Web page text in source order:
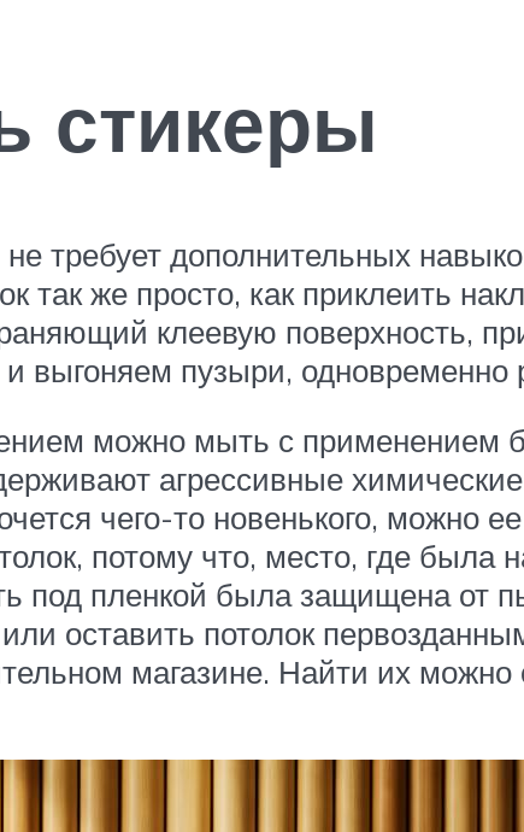
стикеры
требует дополнительных
так же просто, как приклеить
клеевую поверхность,
выгоняем пузыри, одновременно
можно мыть с применением
агрессивные
чего-то новенького, можно
потому что, место, где была
под пленкой была защищена от
оставить потолок
магазине. Найти их